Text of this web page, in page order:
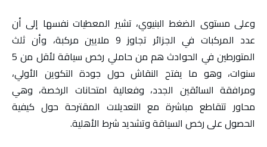
وعلى مستوى الضغط البنيوي، تشير المعطيات نفسها إلى أن
عدد المركبات في الجزائر تجاوز 9 ملايين مركبة، وأن ثلث
المتورطين في الحوادث هم من حاملي رخص سياقة لأقل من 5
سنوات، وهو ما يفتح النقاش حول جودة التكوين الأولي،
ومرافقة السائقين الجدد، وفعالية امتحانات الرخصة، وهي
محاور تتقاطع مباشرة مع التعديلات المقترحة حول كيفية
الحصول على رخص السياقة وتشديد شرط الأهلية.